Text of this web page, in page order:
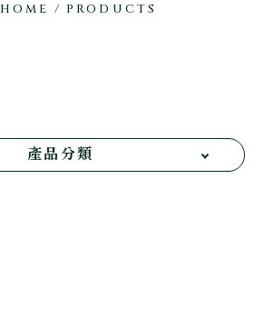
HOME / PRODUCTS
產品分類